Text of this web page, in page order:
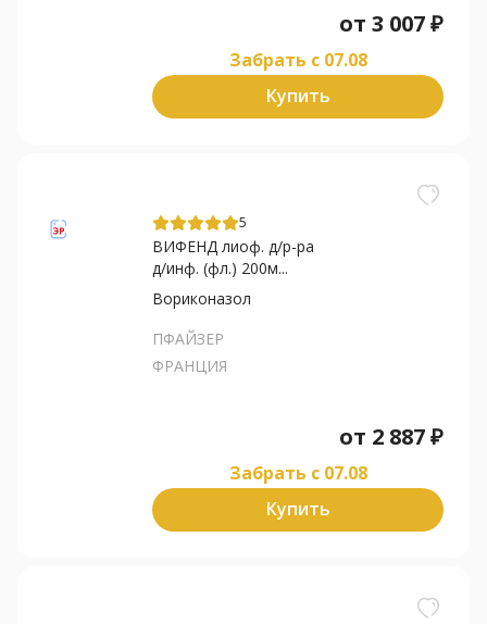
от 3 007₽
Забрать c 07.08
Купить
5
ВИФЕНД лиоф. д/р-ра
д/инф. (фл.) 200м...
Вориконазол
ПФАЙЗЕР
ФРАНЦИЯ
от 2 887₽
Забрать c 07.08
Купить